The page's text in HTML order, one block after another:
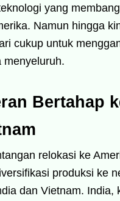
yang
Namun hingga
cukup untuk
menyeluruh.
Bertahap
relokasi ke
produksi ke
dan Vietnam. India,